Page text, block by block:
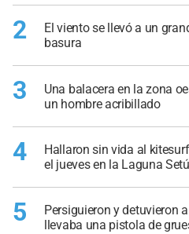
2
El viento se llevó a un
basura
3
Una balacera en la zona
un hombre acribillado
4
Hallaron sin vida al
el jueves en la Laguna
5
Persiguieron y detuvieron
llevaba una pistola de